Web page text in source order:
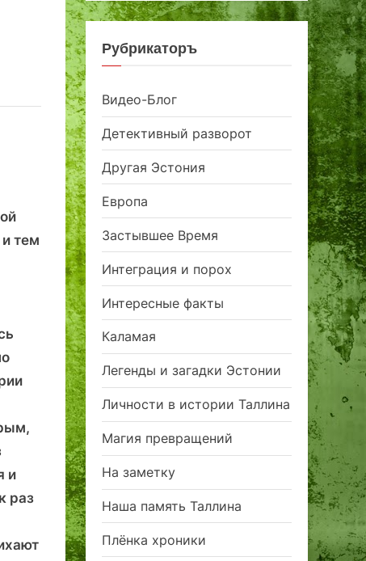
тем
и
раз
Рубрикаторъ
Видео-Блог
Детективный разворот
Другая Эстония
Европа
Застывшее Время
Интеграция и порох
Интересные факты
Каламая
Легенды и загадки Эстонии
Личности в истории Таллина
Магия превращений
На заметку
Наша память Таллина
Плёнка хроники